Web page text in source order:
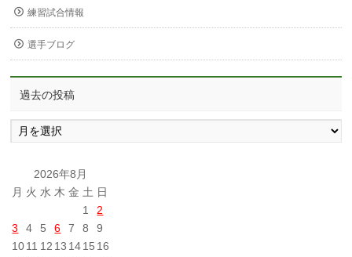
練習試合情報
選手ブログ
過去の投稿
過
去
稿
2026年8月
月 火 水 木 金 土 日
1
2
3
4 5 6 7 8
9
1011 12 13 1415 16